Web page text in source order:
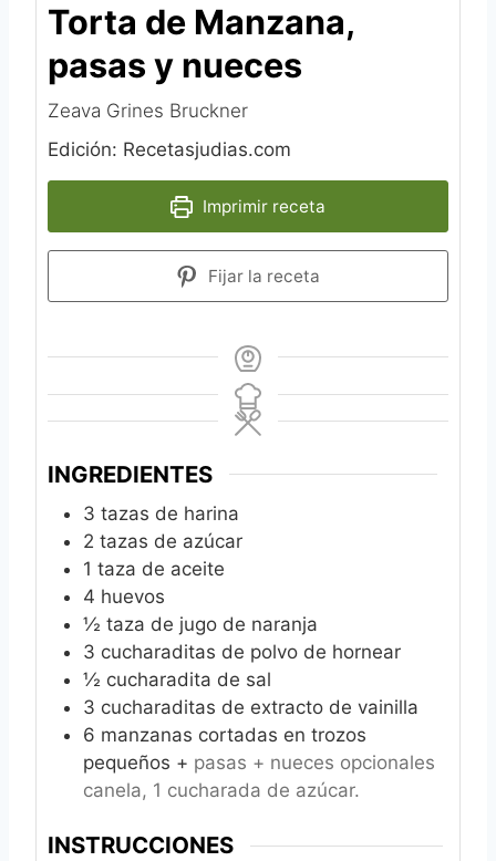
Torta de Manzana,
pasas y nueces
Zeava Grines Bruckner
Edición: Recetasjudias.com
Imprimir receta
Fijar la receta
INGREDIENTES
3 tazas de harina
2 tazas de azúcar
1 taza de aceite
4 huevos
½ taza de jugo de naranja
3 cucharaditas de polvo de hornear
½ cucharadita de sal
3 cucharaditas de extracto de vainilla
6 manzanas cortadas en trozos
pequeños + pasas + nueces opcionales
canela, 1 cucharada de azúcar.
INSTRUCCIONES